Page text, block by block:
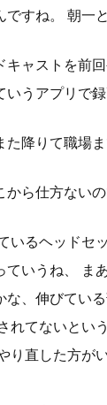
ですね。 朝一
ャストを前
いうアプリで
た降りて職場
から仕方ない
いるヘッドセ
いうね、 ま
、伸びてい
れてないとい
り直した方が